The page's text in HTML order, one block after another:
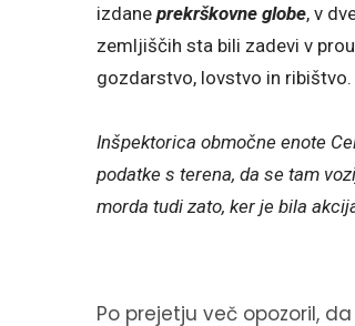
izdane prekrškovne globe, v
zemljiščih sta bili zadevi v
gozdarstvo, lovstvo in ribištvo.
Inšpektorica območne enote
podatke s terena, da se tam
morda tudi zato, ker je bila
Po prejetju več opozoril,